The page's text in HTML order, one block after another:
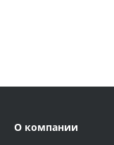
О компании